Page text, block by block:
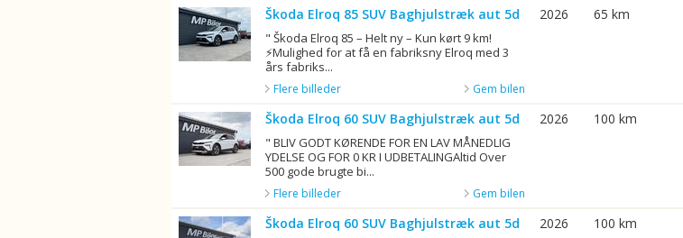
Škoda Elroq 85 SUV Baghjulstræk aut 5d
" Škoda Elroq 85 – Helt ny – Kun kørt 9 km!
⚡Mulighed for at få en fabriksny Elroq med 3
års fabriks...
Gem bilen
Flere billeder
2026 65 km
Škoda Elroq 60 SUV Baghjulstræk aut 5d
" BLIV GODT KØRENDE FOR EN LAV MÅNEDLIG
YDELSE OG FOR 0 KR I UDBETALINGAltid Over
500 gode brugte bi...
Gem bilen
Flere billeder
2026 100 km
Škoda Elroq 60 SUV Baghjulstræk aut 5d 2026 100 km